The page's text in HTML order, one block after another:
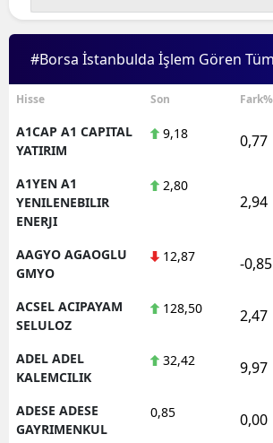
#Borsa İstanbulda İşlem Gören
Hisse Son Fark%
A1CAP A1 CAPITAL
YATIRIM
9,18 0,77
A1YEN A1
YENILENEBILIR
ENERJI
2,80
2,94
AAGYO AGAOGLU
GMYO
12,87 -0,85
ACSEL ACIPAYAM
SELULOZ
128,50 2,47
ADEL ADEL
KALEMCILIK
32,42 9,97
ADESE ADESE
GAYRIMENKUL
0,85 0,00